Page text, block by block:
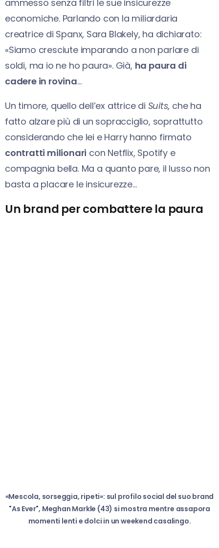
ammesso senza filtri le sue insicurezze
economiche. Parlando con la miliardaria
creatrice di Spanx, Sara Blakely, ha dichiarato:
«Siamo cresciute imparando a non parlare di
soldi, ma io ne ho paura». Già, ha paura di
cadere in rovina…
Un timore, quello dell’ex attrice di Suits, che ha
fatto alzare più di un sopracciglio, soprattutto
considerando che lei e Harry hanno firmato
contratti milionari con Netflix, Spotify e
compagnia bella. Ma a quanto pare, il lusso non
basta a placare le insicurezze…
Un brand per combattere la paura
«Mescola, sorseggia, ripeti»: sul profilo social del suo brand
"As Ever", Meghan Markle (43) si mostra mentre assapora
momenti lenti e dolci in un weekend casalingo.